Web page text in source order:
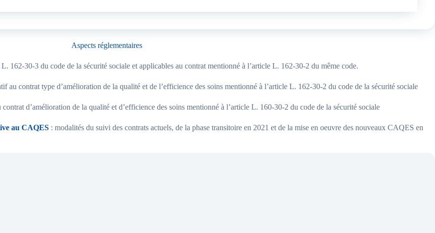
Aspects réglementaires
162-30-3 du code de la sécurité sociale et applicables au contrat mentionné à l’article L. 162-30-2 du même code.
au contrat type d’amélioration de la qualité et de l’efficience des soins mentionné à l’article L. 162-30-2 du code de la sécurité sociale
d’amélioration de la qualité et d’efficience des soins mentionné à l’article L. 160-30-2 du code de la sécurité sociale
au CAQES : modalités du suivi des contrats actuels, de la phase transitoire en 2021 et de la mise en oeuvre des nouveaux CAQES en